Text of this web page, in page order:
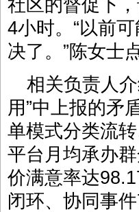
社区的督促下
4小时。“以前
决了。”陈女士
相关负责人
用”中上报的矛
单模式分类流
平台月均承办
价满意率达
闭环、协同事